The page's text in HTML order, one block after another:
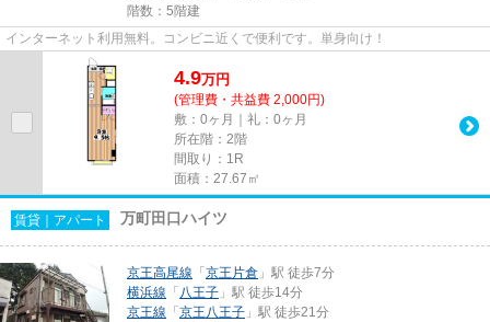
階数：5階建
インターネット利用無料。コンビニ近くで便利です。単身向け！
4.9万円
(管理費・共益費 2,000円)
敷：0ヶ月｜礼：0ヶ月
所在階：2階
間取り：1R
面積：27.67㎡
賃貸｜アパート 万町田口ハイツ
京王高尾線 「京王片倉 」駅 徒歩7分
横浜線 「 八王子 」駅 徒歩14分
京王線 「京王八王子 」駅 徒歩21分